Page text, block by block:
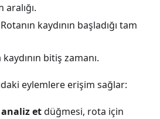
Rotanın kaydının başladığı tam
kaydının bitiş zamanı.
eylemlere erişim sağlar:
etdüğmesi, rota için